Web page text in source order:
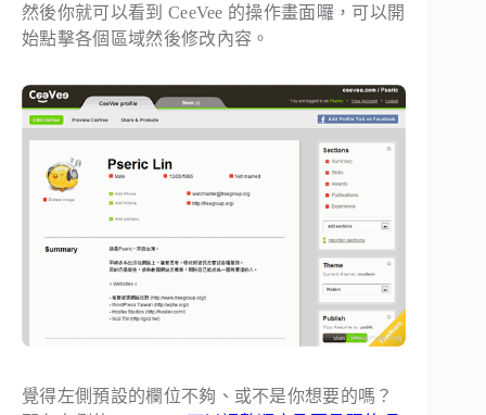
然後你就可以看到 CeeVee 的操作畫面囉，可以開
始點擊各個區域然後修改內容。
覺得左側預設的欄位不夠、或不是你想要的嗎？